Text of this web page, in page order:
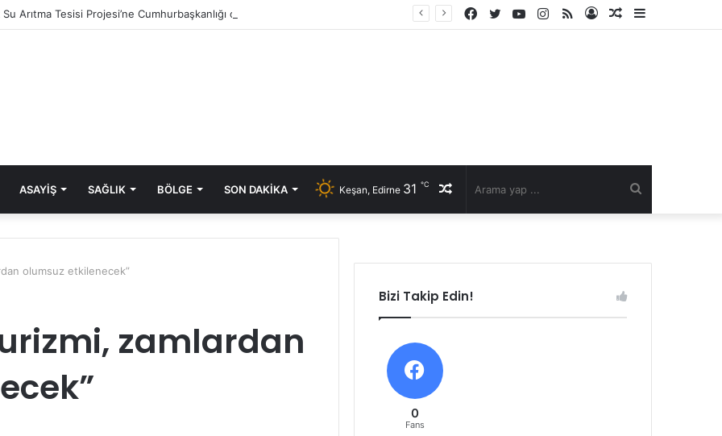
Arıtma Tesisi Projesi’ne Cumhurbaşkanlığı onayı
Kenar
Rastgele
Kayıt
RSS
Instagram
YouTube
Twitter
Facebook
ASAYIŞ SAĞLIK BÖLGE SON DAKIKA Rastgele
Keşan, Edirne 31 ℃
olumsuz etkilenecek”
zamlardan
Bizi Takip Edin!
0
Fans